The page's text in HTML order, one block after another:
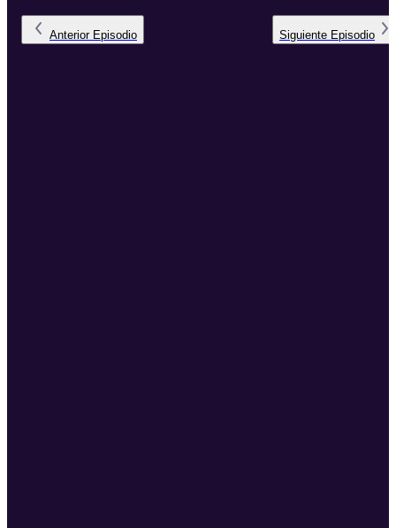
Anterior Episodio Siguiente Episodio